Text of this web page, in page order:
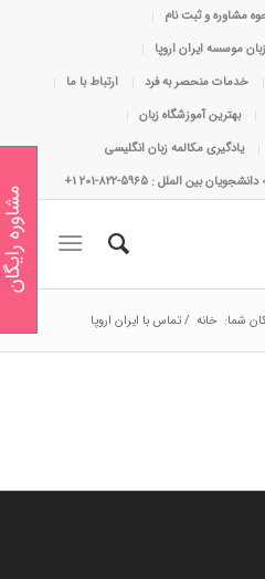
مشاوره و ثبت نام
موسسه ایران اروپا
خدمات منحصر به فرد
ارتباط با ما
بهترین آموزشگاه زبان
یادگیری مکالمه زبان انگلیسی
شما: خانه /تماس با ایران اروپا